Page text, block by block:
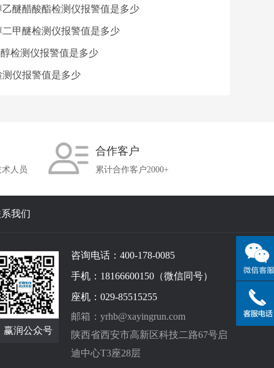
乙醚醋酸酯检测仪报警值是多少
二甲醚检测仪报警值是多少
检测仪报警值是多少
测仪报警值是多少
人员
合作客户
累计合作客户2000+
我们
赢润公众号
咨询电话：400-178-0085
手机：18166600150（微信同号）
座机：029-85515255
邮箱：yrhb@xayingrun.com
陕西省西安市高新区科技二路67号启
迪中心T3座28层